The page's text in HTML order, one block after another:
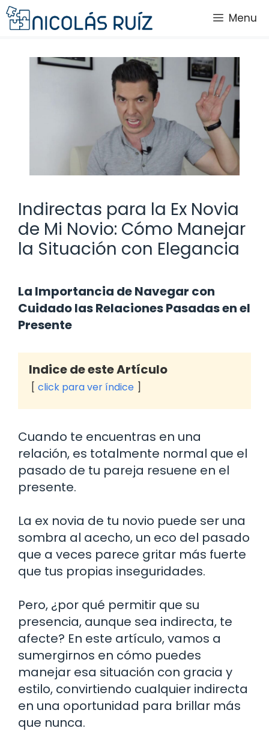
Saltar
al
Menu
Indirectas para la Ex Novia
de Mi Novio: Cómo Manejar
la Situación con Elegancia
La Importancia de Navegar con
Cuidado las Relaciones Pasadas en el
Presente
Indice de este Artículo
click para ver índice
Cuando te encuentras en una
relación, es totalmente normal que el
pasado de tu pareja resuene en el
presente.
La ex novia de tu novio puede ser una
sombra al acecho, un eco del pasado
que a veces parece gritar más fuerte
que tus propias inseguridades.
Pero, ¿por qué permitir que su
presencia, aunque sea indirecta, te
afecte? En este artículo, vamos a
sumergirnos en cómo puedes
manejar esa situación con gracia y
estilo, convirtiendo cualquier indirecta
en una oportunidad para brillar más
que nunca.